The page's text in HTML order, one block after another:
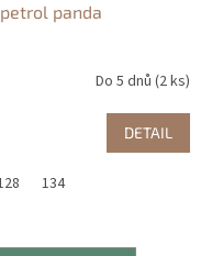
panda
Do 5 dnů (2 ks)
DETAIL
134